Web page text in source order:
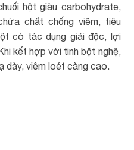
hột giàu carbohydrate,
chất chống viêm, tiêu
có tác dụng giải độc, lợi
kết hợp với tinh bột nghệ,
dày, viêm loét càng cao.